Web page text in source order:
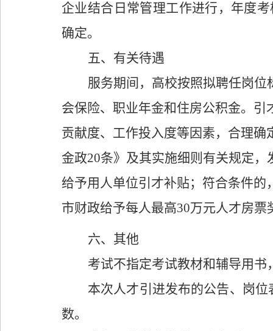
企业结合日常管理工作进行，年度
确定。
五、 有关待遇
服务期间，高校按照拟聘任岗
会保险、职业年金和住房公积金。引
贡献度、工作投入度等因素，合理确
金政20条》及其实施细则有关规定，
给予用人单位引才补贴；符合条件的
市财政给予每人最高30万元人才房票
六、其他
考试不指定考试教材和辅导用
本次人才引进发布的公告、岗位
数。